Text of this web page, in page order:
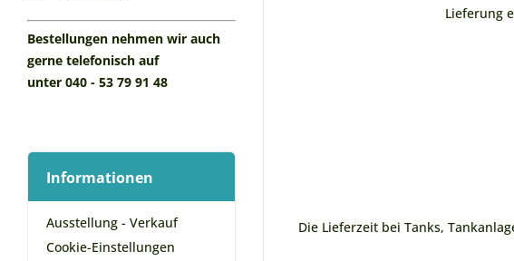
Bestellungen nehmen wir auch
gerne telefonisch auf
unter 040 - 53 79 91 48
Informationen
Ausstellung - Verkauf
Cookie-Einstellungen
Lieferung
Die Lieferzeit bei Tanks,